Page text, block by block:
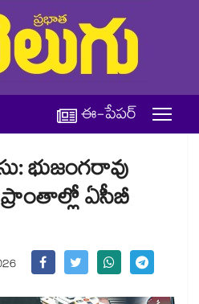
ఈ-పేపర్
భుజంగరావు
ఏసీబీ